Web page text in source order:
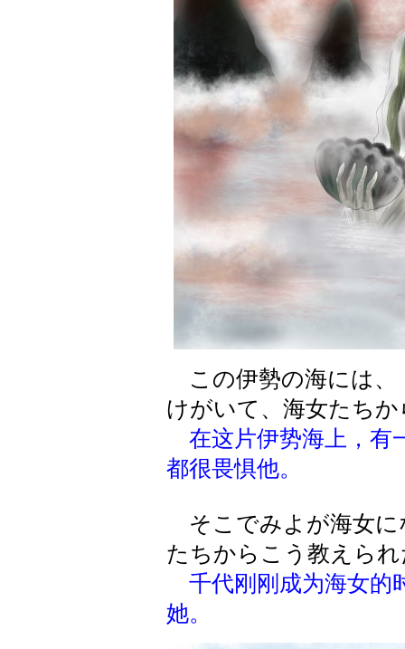
この伊勢の海には、
けがいて、海女たち
在这片伊势海上，有
都很畏惧他。
そこでみよが海女に
たちからこう教えら
千代刚刚成为海女的
她。